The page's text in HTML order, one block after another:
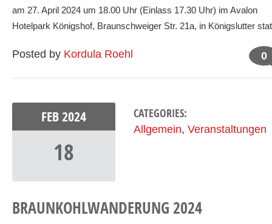
am 27. April 2024 um 18.00 Uhr (Einlass 17.30 Uhr) im Avalon
Hotelpark Königshof, Braunschweiger Str. 21a, in Königslutter
Posted by Kordula Roehl 0
FEB2024
18
CATEGORIES:
Allgemein, Veranstaltungen
BRAUNKOHLWANDERUNG 2024